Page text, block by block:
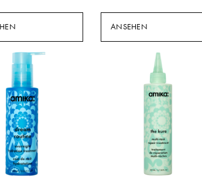
ANSEHEN